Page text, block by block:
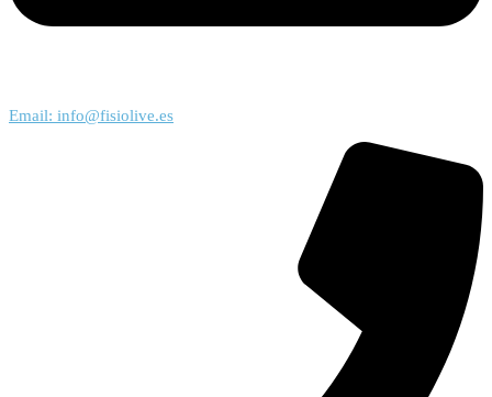
Email: info@fisiolive.es